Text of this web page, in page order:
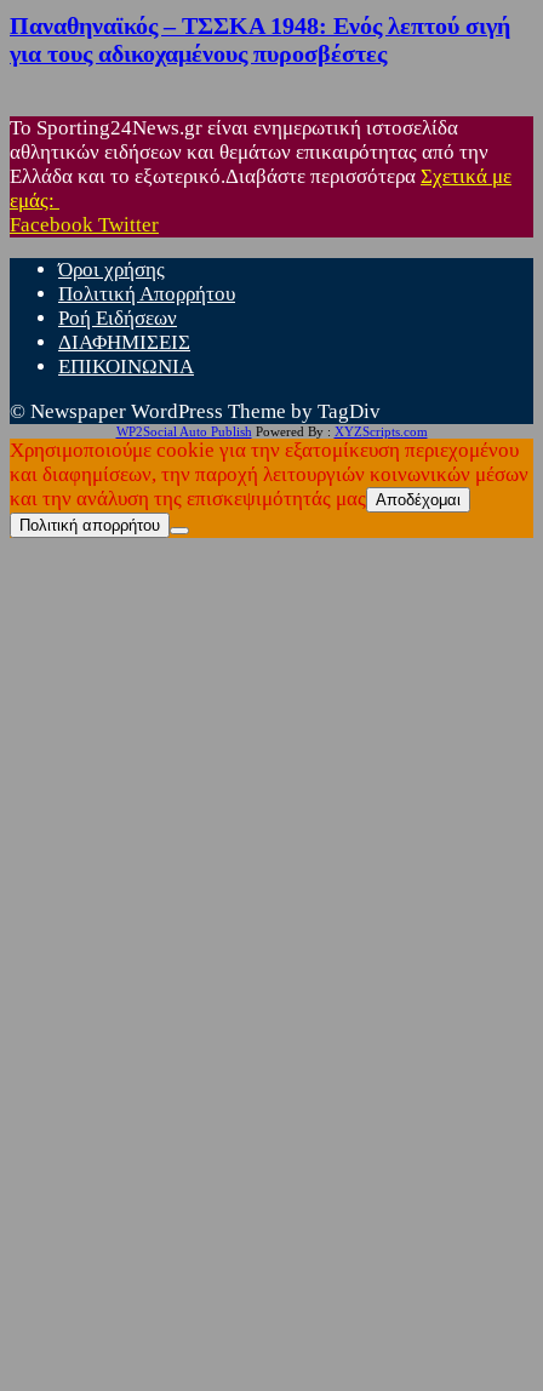
Παναθηναϊκός – ΤΣΣΚΑ 1948: Ενός λεπτού σιγή
για τους αδικοχαμένους πυροσβέστες
Το Sporting24News.gr είναι ενημερωτική ιστοσελίδα
αθλητικών ειδήσεων και θεμάτων επικαιρότητας από την
Ελλάδα και το εξωτερικό.Διαβάστε περισσότερα Σχετικά με
εμάς:
Facebook Twitter
Όροι χρήσης
Πολιτική Απορρήτου
Ροή Ειδήσεων
ΔΙΑΦΗΜΙΣΕΙΣ
ΕΠΙΚΟΙΝΩΝΙΑ
© Newspaper WordPress Theme by TagDiv
WP2Social Auto Publish Powered By : XYZScripts.com
Χρησιμοποιούμε cookie για την εξατομίκευση περιεχομένου
και διαφημίσεων, την παροχή λειτουργιών κοινωνικών μέσων
και την ανάλυση της επισκεψιμότητάς μας Αποδέχομαι
Πολιτική απορρήτου